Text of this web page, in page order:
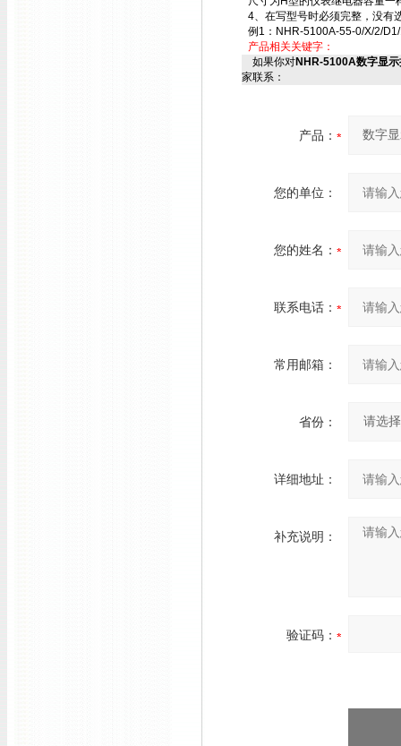
4、在写型号时必须完整，没有
例1：NHR-5100A-55-0/X/2/
产品相关关键字：
如果你对NHR-5100A数字显
家联系：
产品：
您的单位：
您的姓名：
联系电话：
常用邮箱：
省份：
详细地址：
补充说明：
验证码：